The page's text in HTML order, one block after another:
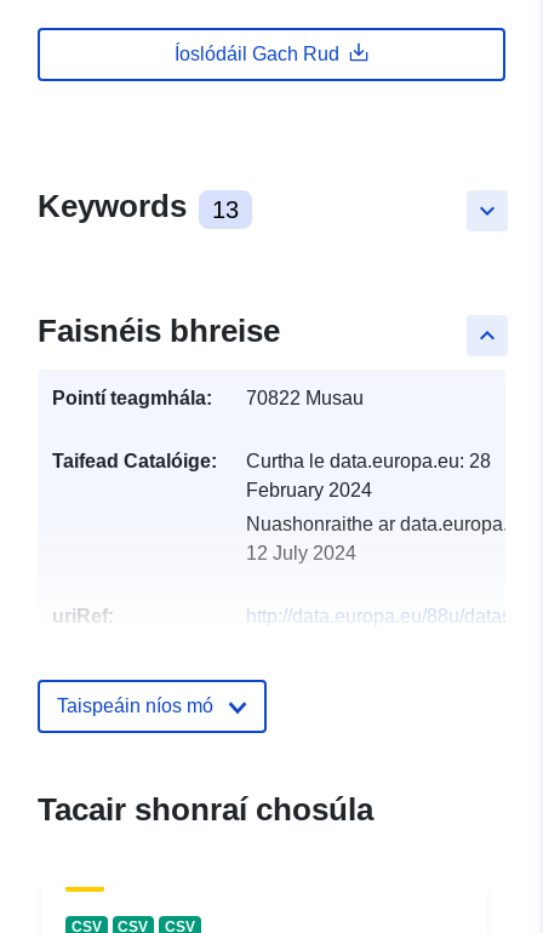
Íoslódáil Gach Rud
keyboard_arrow_down
Keywords 13
keyboard_arrow_up
Faisnéis bhreise
Pointí teagmhála: 70822 Musau
Taifead Catalóige: Curtha le data.europa.eu: 28
February 2024
Nuashonraithe ar data.europa.eu:
12 July 2024
uriRef:
http://data.europa.eu/88u/
Taispeáin níos mó
Tacair shonraí chosúla
CSV CSV CSV